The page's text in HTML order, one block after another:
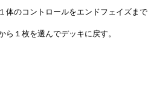
体のコントロールをエンドフェイズまで
１枚を選んでデッキに戻す。